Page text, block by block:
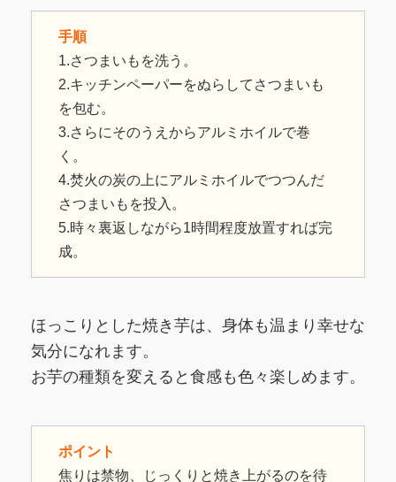
手順
1.さつまいもを洗う。
2.キッチンペーパーをぬらしてさつまいも
を包む。
3.さらにそのうえからアルミホイルで巻
く。
4.焚火の炭の上にアルミホイルでつつんだ
さつまいもを投入。
5.時々裏返しながら1時間程度放置すれば完
成。
ほっこりとした焼き芋は、身体も温まり幸せな
気分になれます。
お芋の種類を変えると食感も色々楽しめます。
ポイント
焦りは禁物、じっくりと焼き上がるのを待